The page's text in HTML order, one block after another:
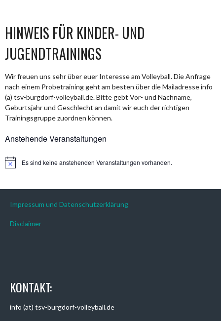
HINWEIS FÜR KINDER- UND
JUGENDTRAININGS
Wir freuen uns sehr über euer Interesse am Volleyball. Die Anfrage
nach einem Probetraining geht am besten über die Mailadresse info
(a) tsv-burgdorf-volleyball.de. Bitte gebt Vor- und Nachname,
Geburtsjahr und Geschlecht an damit wir euch der richtigen
Trainingsgruppe zuordnen können.
Anstehende Veranstaltungen
HinweisEs sind keine anstehenden Veranstaltungen vorhanden.
Impressum und Datenschutzerklärung
Disclaimer
KONTAKT:
info (at) tsv-burgdorf-volleyball.de